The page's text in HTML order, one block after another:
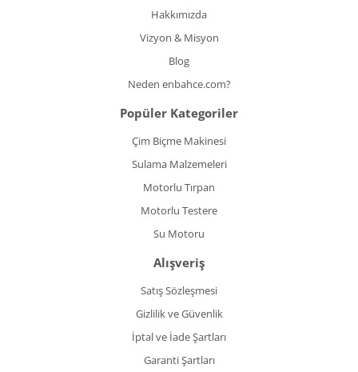
Hakkımızda
Vizyon & Misyon
Blog
Neden enbahce.com?
Popüler Kategoriler
Çim Biçme Makinesi
Sulama Malzemeleri
Motorlu Tırpan
Motorlu Testere
Su Motoru
Alışveriş
Satış Sözleşmesi
Gizlilik ve Güvenlik
İptal ve İade Şartları
Garanti Şartları